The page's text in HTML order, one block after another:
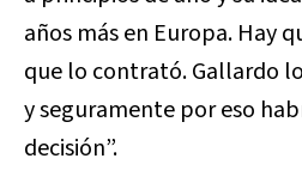
años más en Europa. Hay
que lo contrató. Gallardo
y seguramente por eso
decisión”.